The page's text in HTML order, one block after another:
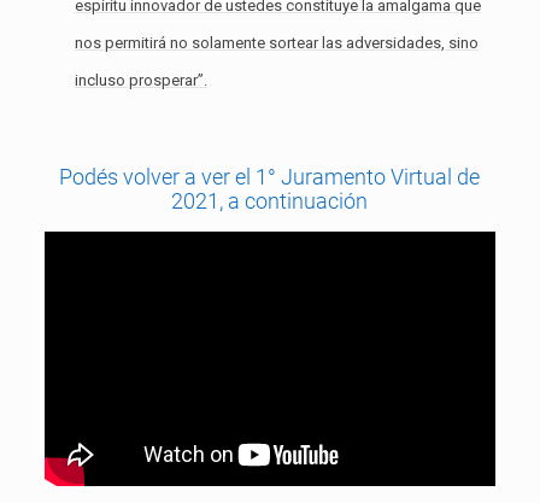
espíritu innovador de ustedes constituye la amalgama que
nos permitirá no solamente sortear las adversidades, sino
incluso prosperar”.
Podés volver a ver el 1° Juramento Virtual de
2021, a continuación